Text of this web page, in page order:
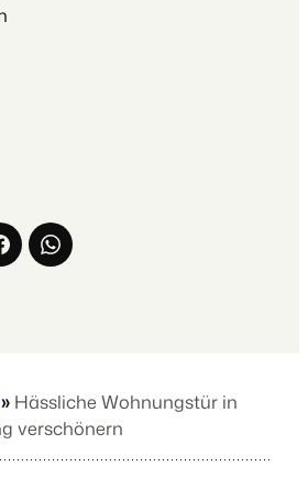
» Hässliche Wohnungstür in
verschönern